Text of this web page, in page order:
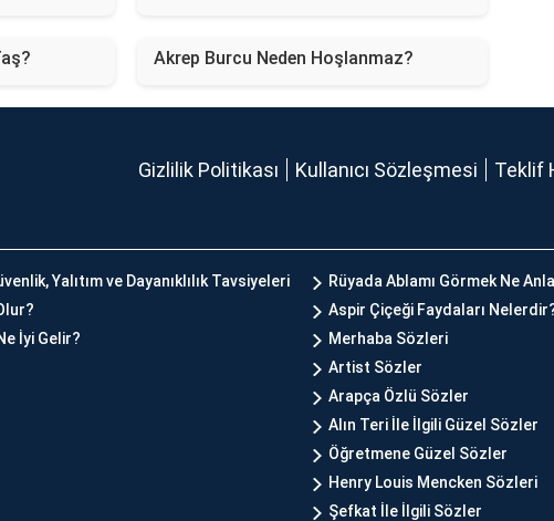
Akrep Burcu Neden Hoşlanmaz?
Gizlilik Politikası Kullanıcı Sözleşmesi Teklif
Yalıtım ve Dayanıklılık Tavsiyeleri
Rüyada Ablamı Görmek Ne
Aspir Çiçeği Faydaları
İyi Gelir?
Merhaba Sözleri
Artist Sözler
Arapça Özlü Sözler
Alın Teri İle İlgili Güzel Sözler
Öğretmene Güzel Sözler
Henry Louis Mencken Sözleri
Şefkat İle İlgili Sözler